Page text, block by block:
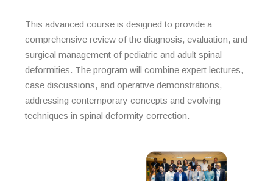
This advanced course is designed to provide a
comprehensive review of the diagnosis, evaluation, and
surgical management of pediatric and adult spinal
deformities. The program will combine expert lectures,
case discussions, and operative demonstrations,
addressing contemporary concepts and evolving
techniques in spinal deformity correction.